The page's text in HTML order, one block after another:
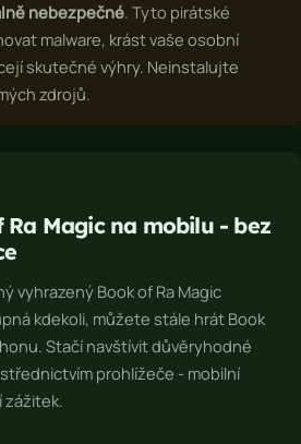
nebezpečné. Tyto pirátské
malware, krást vaše osobní
skutečné výhry. Neinstalujte
zdrojů.
Ra Magicna mobilu - bez
vyhrazený Book of Ra Magic
kdekoli, můžete stále hrát Book
Stačí navštívit důvěryhodné
prohlížeče - mobilní
zážitek.